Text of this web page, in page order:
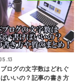
ブログの文字数はどれぐ
いいの？記事の書き方